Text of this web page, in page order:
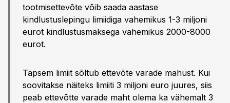
tootmisettevõte võib saada aastase
kindlustuslepingu limiidiga vahemikus 1-3 miljoni
eurot kindlustusmaksega vahemikus 2000-8000
eurot.
Täpsem limiit sõltub ettevõte varade mahust. Kui
soovitakse näiteks limiiti 3 miljoni euro juures, siis
peab ettevõtte varade maht olema ka vähemalt 3